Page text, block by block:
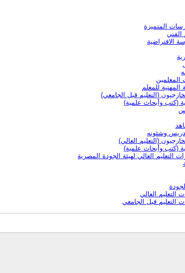
المتميزة
الفني
الافتراضية
المعلمين
المهنية للمعلم
(التعليم قبل الجامعي)
(كتب وأبحاث علمية)
وشئونه
(التعليم العالي)
(كتب وأبحاث علمية)
التعليم العالي لهيئة الجودة المصرية
التعليم العالي
التعليم قبل الجامعي